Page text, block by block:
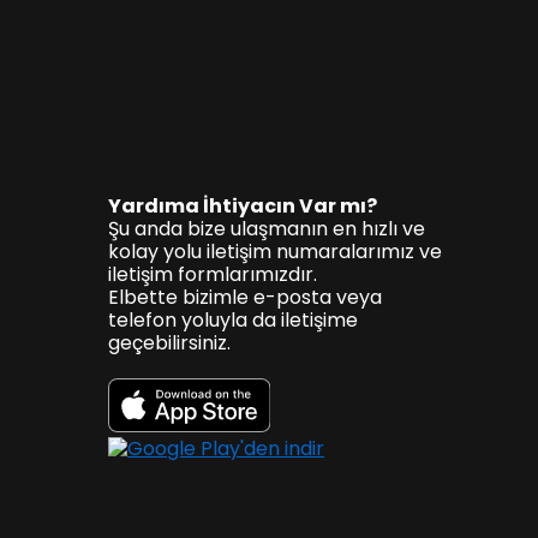
Yardıma İhtiyacın Var mı?
Şu anda bize ulaşmanın en hızlı ve
kolay yolu iletişim numaralarımız ve
iletişim formlarımızdır.
Elbette bizimle e-posta veya
telefon yoluyla da iletişime
geçebilirsiniz.